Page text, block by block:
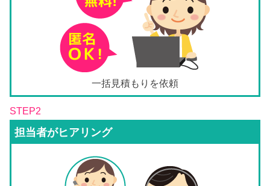
一括見積もりを依頼
STEP2
担当者がヒアリング